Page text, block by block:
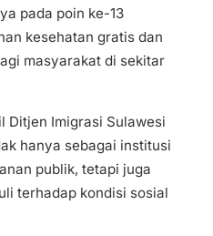
pada poin ke-13
kesehatan gratis dan
masyarakat di sekitar
Ditjen Imigrasi Sulawesi
hanya sebagai institusi
publik, tetapi juga
terhadap kondisi sosial